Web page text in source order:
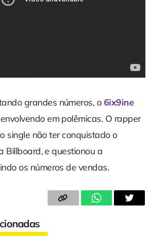
grandes números, o6ix9ine
em polêmicas. O rapper
single não ter conquistado o
Billboard, e questionou a
os números de vendas.